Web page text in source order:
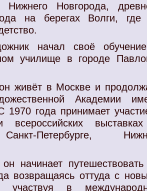
Нижнего Новгорода,
на берегах Волги, где
.
начал своё
училище в городе
живёт в Москве и
Академии
1970 года принимает
всероссийских выставках
Санкт-Петербурге,
начинает
возвращаясь оттуда с
в